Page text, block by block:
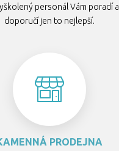
personál Vám poradí a
doporučí jen to nejlepší.
PRODEJNA